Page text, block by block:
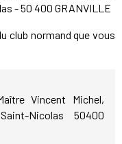
- 50 400 GRANVILLE
club normand que vous
Vincent Michel,
Nicolas 50400